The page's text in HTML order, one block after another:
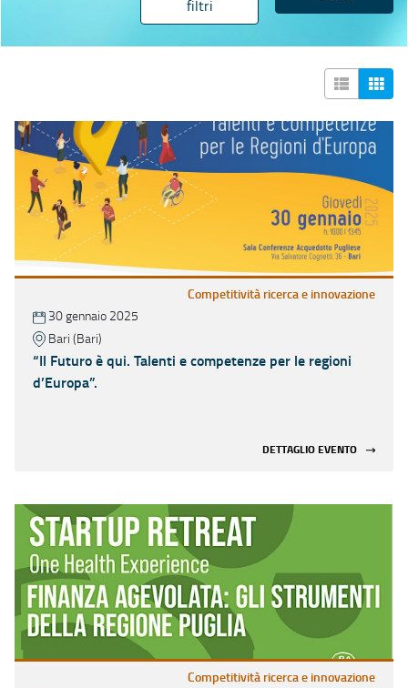
filtri
Competitività ricerca e innovazione
30 gennaio 2025
Bari (Bari)
“Il Futuro è qui. Talenti e competenze per le regioni
d’Europa”.
DETTAGLIO EVENTO
Competitività ricerca e innovazione